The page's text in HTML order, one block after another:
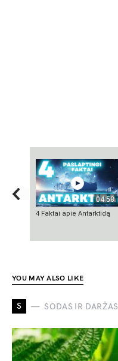
04:58
4 Faktai apie Antarktidą
YOU MAY ALSO LIKE
S SODAS IR DARŽAS